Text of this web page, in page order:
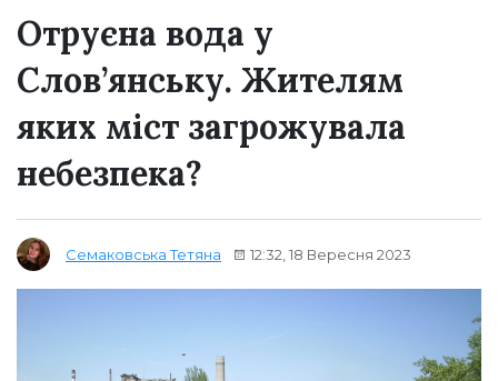
Отруєна вода у
Слов’янську. Жителям
яких міст загрожувала
небезпека?
Семаковська Тетяна 12:32, 18 Вересня 2023